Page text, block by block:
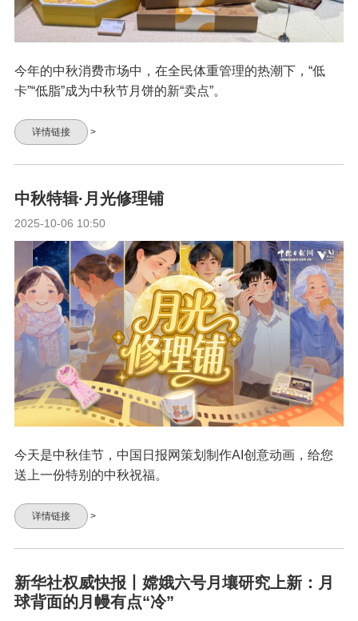
今年的中秋消费市场中，在全民体重管理的热潮下，“低
卡”“低脂”成为中秋节月饼的新“卖点”。
详情链接 >
中秋特辑·月光修理铺
2025-10-06 10:50
今天是中秋佳节，中国日报网策划制作AI创意动画，给您
送上一份特别的中秋祝福。
详情链接 >
新华社权威快报丨嫦娥六号月壤研究上新：月
球背面的月幔有点“冷”